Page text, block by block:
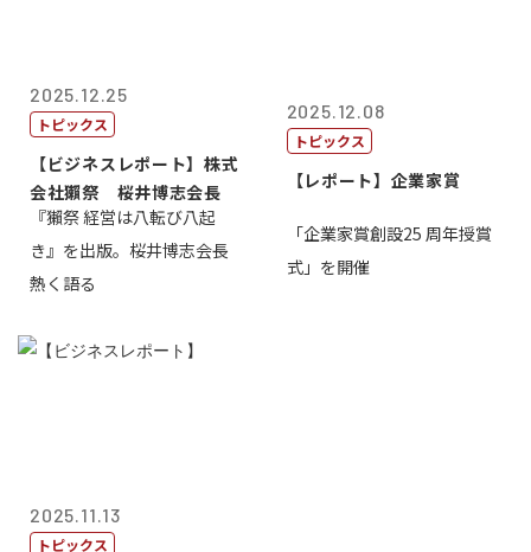
2025.12.25
トピックス
【ビジネスレポート】株式
会社獺祭 桜井博志会長
『獺祭 経営は八転び八起
き』を出版。桜井博志会長
熱く語る
2025.12.08
トピックス
【レポート】企業家賞
「企業家賞創設25 周年授賞
式」を開催
2025.11.13
トピックス